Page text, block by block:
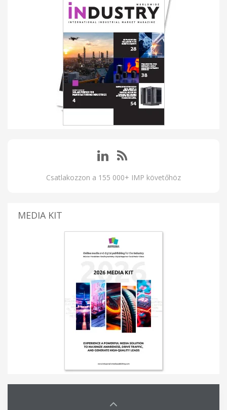
Csatlakozzon a 155 000+ IMP követőhöz
MEDIA KIT